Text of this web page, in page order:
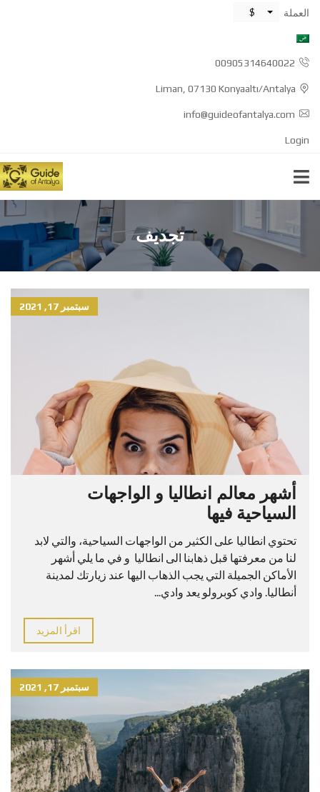
العملة $
00905314640022
Liman, 07130 Konyaaltı/Antalya
info@guideofantalya.com
Login
تجديف
سبتمبر 17, 2021
أشهر معالم انطاليا و الواجهات
السياحية فيها
تحتوي انطاليا على الكثير من الواجهات السياحية، والتي لابد
لنا من معرفتها قبل ذهابنا الى انطاليا و في ما يلي أشهر
الأماكن الجميلة التي يجب الذهاب اليها عند زيارتك لمدينة
أنطاليا. وادي كوبرولو يعد وادي...
اقرأ المزيد
سبتمبر 17, 2021